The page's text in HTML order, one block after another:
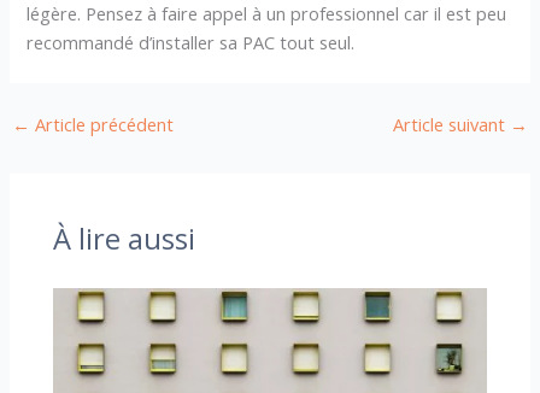
légère. Pensez à faire appel à un professionnel car il est peu
recommandé d’installer sa PAC tout seul.
← Article précédent Article suivant →
À lire aussi